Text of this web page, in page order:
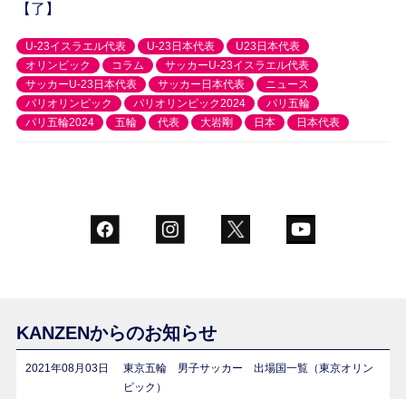
【了】
U-23イスラエル代表 U-23日本代表
U23日本代表
オリンピック
コラム
サッカーU-23イスラエル代表
サッカーU-23日本代表
サッカー日本代表
ニュース
パリオリンピック
パリオリンピック2024
パリ五輪
パリ五輪2024
五輪 代表 大岩剛 日本 日本代表
KANZENからのお知らせ
2021年08月03日
東京五輪 男子サッカー 出場国一覧（東京オリン
ピック）